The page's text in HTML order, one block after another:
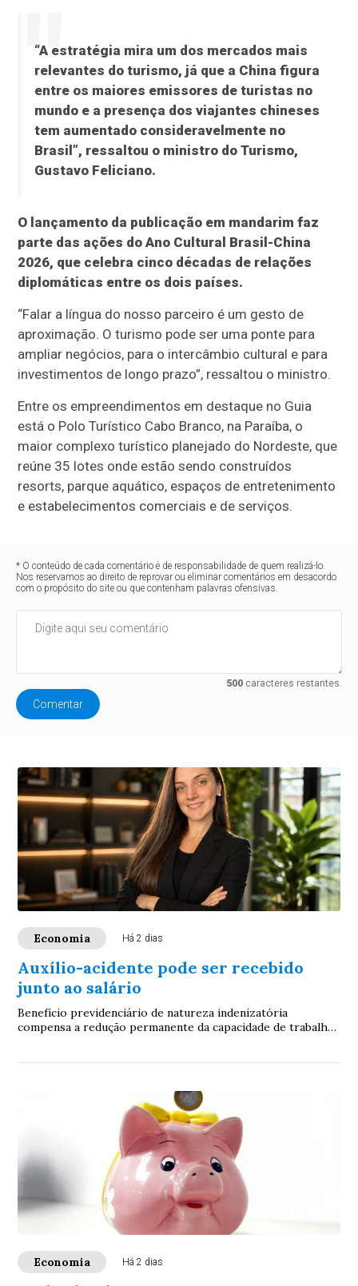
“A estratégia mira um dos mercados mais
relevantes do turismo, já que a China figura
entre os maiores emissores de turistas no
mundo e a presença dos viajantes chineses
tem aumentado consideravelmente no
Brasil”, ressaltou o ministro do Turismo,
Gustavo Feliciano.
O lançamento da publicação em mandarim faz
parte das ações do Ano Cultural Brasil-China
2026, que celebra cinco décadas de relações
diplomáticas entre os dois países.
“Falar a língua do nosso parceiro é um gesto de
aproximação. O turismo pode ser uma ponte para
ampliar negócios, para o intercâmbio cultural e para
investimentos de longo prazo”, ressaltou o ministro.
Entre os empreendimentos em destaque no Guia
está o Polo Turístico Cabo Branco, na Paraíba, o
maior complexo turístico planejado do Nordeste, que
reúne 35 lotes onde estão sendo construídos
resorts, parque aquático, espaços de entretenimento
e estabelecimentos comerciais e de serviços.
* O conteúdo de cada comentário é de responsabilidade de quem realizá-lo.
Nos reservamos ao direito de reprovar ou eliminar comentários em desacordo
com o propósito do site ou que contenham palavras ofensivas.
500caracteres restantes.
Comentar
Economia Há 2 dias
Auxílio-acidente pode ser recebido
junto ao salário
Benefício previdenciário de natureza indenizatória
compensa a redução permanente da capacidade de trabalho
Economia Há 2 dias